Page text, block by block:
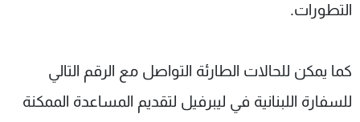
التطورات.
كما يمكن للحالات الطارئة التواصل مع الرقم التالي
للسفارة اللبنانية في ليبرفيل لتقديم المساعدة الممكنة
لاعلاناتكم